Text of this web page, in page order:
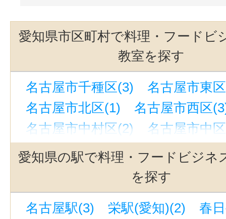
愛知県市区町村で料理・フードビ
教室を探す
名古屋市千種区(3)
名古屋市東
名古屋市北区(1)
名古屋市西区
名古屋市中村区(2)
名古屋市中
名古屋市昭和区(1)
名古屋市熱
名古屋市中川区(1)
名古屋市緑
名古屋市天白区(1)
豊橋市(2)
一宮市(1)
瀬戸市(1)
刈谷市(1)
愛知県の駅で料理・フードビジネ
を探す
名古屋駅(3) 栄駅(愛知)(2)
春